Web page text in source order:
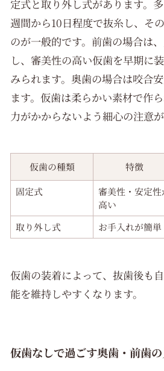
定式と取り外し式があります。
週間から10日程度で抜糸し、そ
のが一般的です。前歯の場合は
し、審美性の高い仮歯を早期に
みられます。奥歯の場合は咬合
ます。仮歯は柔らかい素材で作
力がかからないよう細心の注意が
仮歯の種類 特徴
固定式
審美性・安定性
高い
取り外し式 お手入れが簡単
仮歯の装着によって、抜歯後も
能を維持しやすくなります。
仮歯なしで過ごす奥歯・前歯